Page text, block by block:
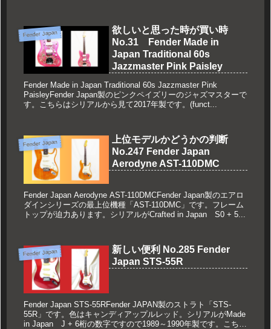
Fender Japan
欲しいと思った時が買い時
No.31 Fender Made in
Japan Traditional 60s
Jazzmaster Pink Paisley
Fender Made in Japan Traditional 60s Jazzmaster Pink
PaisleyFender Japan製のピンクペイズリーのジャズマスターで
す。こちらはシリアルから見て2017年製です。(funct...
Fender Japan
上位モデルかどうかの判断
No.247 Fender Japan
Aerodyne AST-110DMC
Fender Japan Aerodyne AST-110DMCFender Japan製のエアロ
ダインシリーズの最上位機種「AST-110DMC」です。フレーム
トップが迫力あります。シリアルがCrafted in Japan S0 + 5...
Fender Japan
新しい便利 No.285 Fender
Japan STS-55R
Fender Japan STS-55RFender JAPAN製のストラト「STS-
55R」です。色はキャンディアップルレッド。シリアルがMade
in Japan J + 6桁の数字ですので1989～1990年製です。こちら